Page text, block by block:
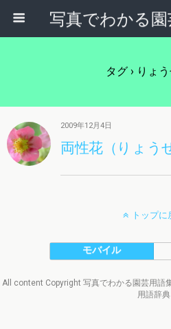
タグ › りょ
2009年12月4日
両性花（りょう
トップに
モバイル
All content Copyright 写真でわかる園芸用語
用語辞典